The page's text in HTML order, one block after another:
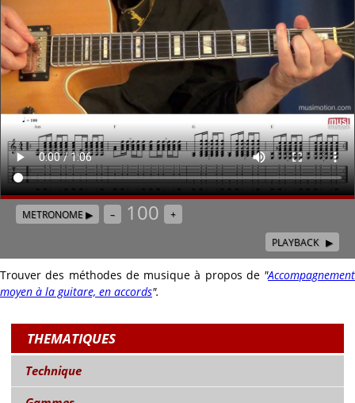
METRONOME ▶ – 100 +
PLAYBACK ▶
Trouver des méthodes de musique à propos de "Accompagnement
moyen à la guitare, en accords".
THEMATIQUES
Technique